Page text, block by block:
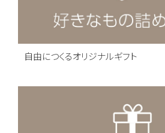
自由につくるオリジナルギフト